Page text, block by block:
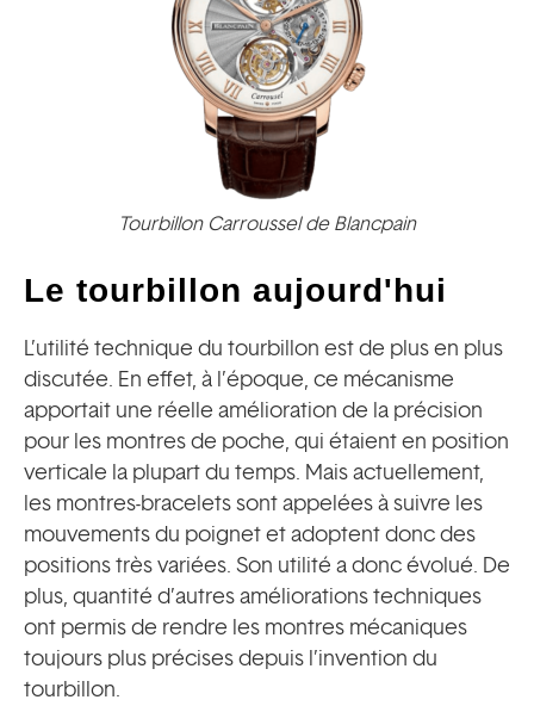
Tourbillon Carroussel de Blancpain
Le tourbillon aujourd'hui
L’utilité technique du tourbillon est de plus en plus
discutée. En effet, à l’époque, ce mécanisme
apportait une réelle amélioration de la précision
pour les montres de poche, qui étaient en position
verticale la plupart du temps. Mais actuellement,
les montres-bracelets sont appelées à suivre les
mouvements du poignet et adoptent donc des
positions très variées. Son utilité a donc évolué. De
plus, quantité d’autres améliorations techniques
ont permis de rendre les montres mécaniques
toujours plus précises depuis l’invention du
tourbillon.